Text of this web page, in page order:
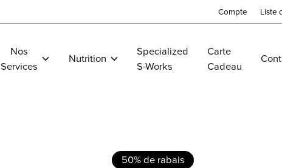
Compte Liste
Nos
Services
Nutrition
Specialized
S-Works
Carte
Cadeau
50% de rabais